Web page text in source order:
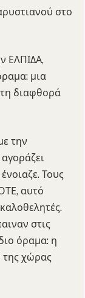
στο
ΕΛΠΙΔΑ,
μια
διαφθορά
την
Τους
αυτό
στις
όραμα: η
της χώρας